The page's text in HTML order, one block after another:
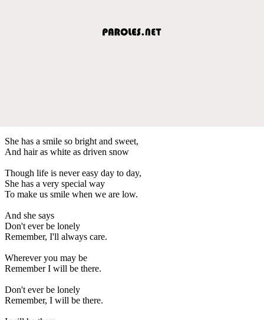
She has a smile so bright and sweet,
And hair as white as driven snow
Though life is never easy day to day,
She has a very special way
To make us smile when we are low.
And she says
Don't ever be lonely
Remember, I'll always care.
Wherever you may be
Remember I will be there.
Don't ever be lonely
Remember, I will be there.